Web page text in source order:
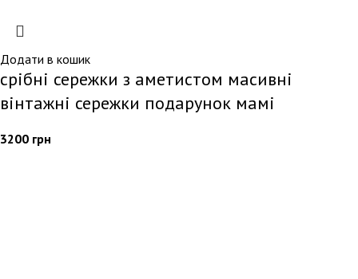
Додати в кошик
срібні сережки з аметистом масивні
вінтажні сережки подарунок мамі
3200 грн